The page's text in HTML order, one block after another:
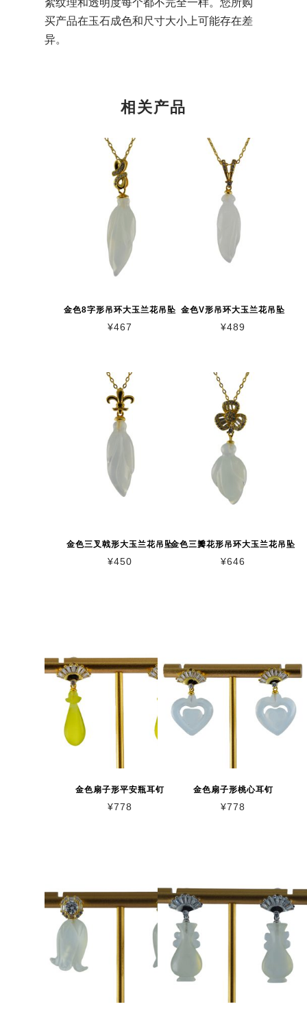
絮纹理和透明度每个都不完全一样。您所购
买产品在玉石成色和尺寸大小上可能存在差
异。
金色扇子形平安瓶耳钉
¥778
金色扇子形桃心耳钉
¥778
相关产品
金色8字形吊环大玉兰花吊坠
¥467
金色V形吊环大玉兰花吊坠
¥489
金色三叉戟形大玉兰花吊坠
¥450
金色三瓣花形吊环大玉兰花吊坠
¥646